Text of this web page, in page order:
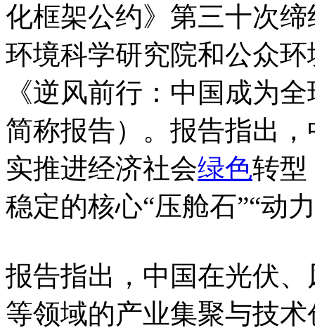
化框架公约》第三十次
环境科学研究院和公众
《逆风前行：中国成为
简称报告）。报告指出
实推进经济社会绿色转型
稳定的核心“压舱石”“动
报告指出，中国在光伏、
等领域的产业集聚与技